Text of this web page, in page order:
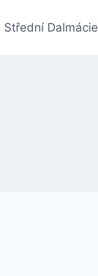
Střední Dalmácie